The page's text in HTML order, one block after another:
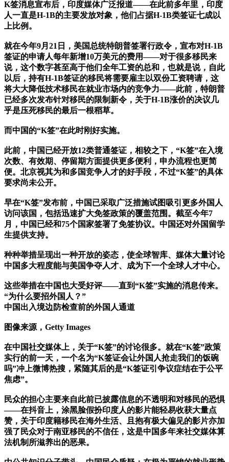
K签消息宣布后，印度媒体广泛报道——在此前多年里，印度
人一直是H-1B的主要发放对象，他们占据H-1B类签证七成以
上比例。
就在今年9月21日，美国总统特朗普签署行政令，宣布对H-1B
签证的申请人每年新增10万美元的费用——对于很多移民来
说，这个数字甚至高于他们全年工资的总和，也就是说，自此
以后，持有H-1B签证的移民将需要雇主以双份工资聘请，这
将大大降低技术移民在就业市场内的竞争力——此前，特朗普
已经多次发布针对移民的限制新令，关于H-1B涨价的决议几
乎是压死移民的最后一根稻草。
而中国的“K签”在此时刚好实施。
此前，中国已经开放12类普通签证，相较之下，“K签”在入境
次数、有效期、停留期方面提供更多便利，申办流程也更简
便。北京视其为和多国竞争人才的好手段，不过“K签”的具体
要求尚未公开。
早在“K签”发布前，中国已采取广泛措施试图吸引更多外国人
访问该国，包括迅速扩大免签政策的覆盖范围。截至今年7
月，中国已经和75个国家签署了免签协议。中国还对外国留学
生提供支持。
种种举措呈现出一种开放的姿态，使全球智库、媒体大量讨论
中国多大程度能与美国争夺人才、成为下一个全球人才中心。
这些举措在中国也大受好评——直到“K签”实施的消息传来。
“为什么要招外国人？”
中国出入境边防检查前的外国人通道
图像来源，Getty Images
在中国社交媒体上，关于“K签”的讨论很多。就在“K签”政策
实行的前一天，一个名为“K签证会让外国人抢走我们的饭碗
吗”冲上微博热搜，紧随其后的是“K签证引争议症结在于公平
焦虑”。
民众的担心主要来自此前已披露信息的不透明和对移民的恐惧
——在抖音上，涂黑脸假扮印度人的影片能轻易收获大量点
赞，关于印度籍移民在海外生活、且抱有极大偏见的影片亦加
强了民众对于南亚移民的不信任，这是中国多年来社交媒体算
法机制所滋养出的恶果。